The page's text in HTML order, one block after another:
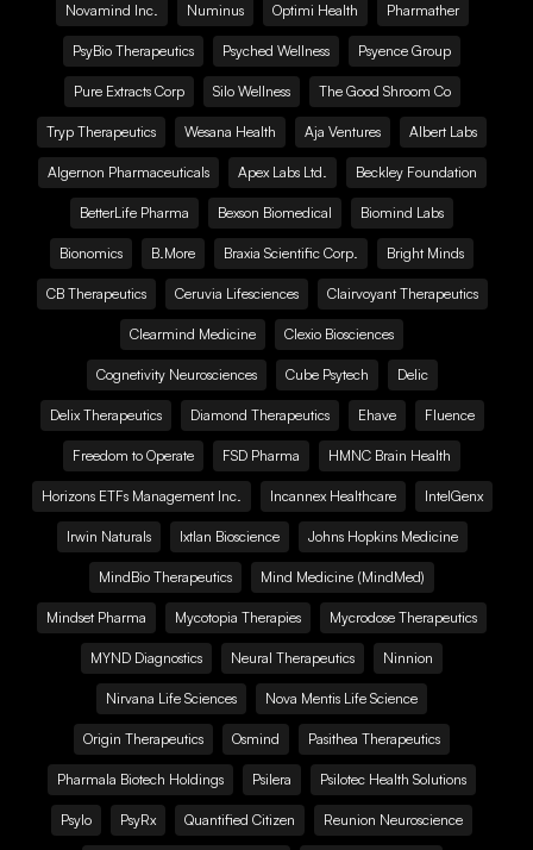
Novamind Inc. Numinus Optimi Health Pharmather
PsyBio Therapeutics Psyched Wellness Psyence Group
Pure Extracts Corp Silo Wellness The Good Shroom Co
Tryp Therapeutics Wesana Health Aja Ventures Albert Labs
Algernon Pharmaceuticals Apex Labs Ltd. Beckley Foundation
BetterLife Pharma Bexson Biomedical Biomind Labs
Bionomics B.More Braxia Scientific Corp. Bright Minds
CB Therapeutics Ceruvia Lifesciences Clairvoyant Therapeutics
Clearmind Medicine Clexio Biosciences
Cognetivity Neurosciences Cube Psytech Delic
Delix Therapeutics Diamond Therapeutics Ehave Fluence
Freedom to Operate FSD Pharma HMNC Brain Health
Horizons ETFs Management Inc. Incannex Healthcare IntelGenx
Irwin Naturals Ixtlan Bioscience Johns Hopkins Medicine
MindBio Therapeutics Mind Medicine (MindMed)
Mindset Pharma Mycotopia Therapies Mycrodose Therapeutics
MYND Diagnostics Neural Therapeutics Ninnion
Nirvana Life Sciences Nova Mentis Life Science
Origin Therapeutics Osmind Pasithea Therapeutics
Pharmala Biotech Holdings Psilera Psilotec Health Solutions
Psylo PsyRx Quantified Citizen Reunion Neuroscience